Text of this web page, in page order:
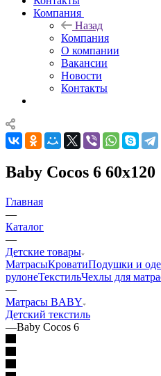
Компания
Назад
Компания
О компании
Вакансии
Новости
Контакты
Baby Cocos 6 60x120
Главная
—
Каталог
—
Детские товары
МатрасыКроватиПодушки и
рулонеТекстильЧехлы для
—
Матрасы BABY
Детский текстиль
—Baby Cocos 6